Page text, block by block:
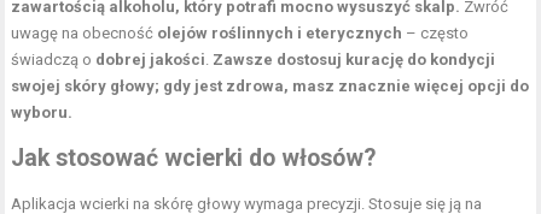
zawartością alkoholu, który potrafi mocno wysuszyć skalp. Zwróć
uwagę na obecność olejów roślinnych i eterycznych – często
świadczą o dobrej jakości Zawsze dostosuj kurację do kondycji
swojej skóry głowy; gdy jest zdrowa, masz znacznie więcej opcji do
wyboru.
Jak stosować wcierki do włosów?
Aplikacja wcierki na skórę głowy wymaga precyzji. Stosuje się ją na